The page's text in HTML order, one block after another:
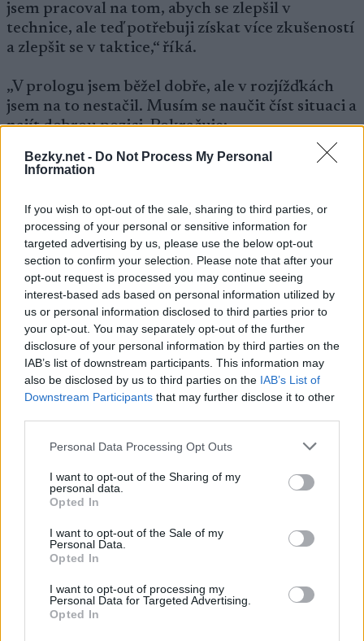
Bezky.net - Do Not Process My Personal
Information
If you wish to opt-out of the sale, sharing to third parties, or
processing of your personal or sensitive information for
targeted advertising by us, please use the below opt-out
section to confirm your selection. Please note that after your
opt-out request is processed you may continue seeing
interest-based ads based on personal information utilized by
us or personal information disclosed to third parties prior to
your opt-out. You may separately opt-out of the further
disclosure of your personal information by third parties on the
IAB’s list of downstream participants. This information may
also be disclosed by us to third parties on the IAB’s List of
Downstream Participants that may further disclose it to other
Please note that this website/app uses one or more Google
not limited to your visit or usage behaviour. You may click to
grant or deny consent to Google and its third-party tags to
use your data for below specified purposes in below Google
consent section.
Personal Data Processing Opt Outs
I want to opt-out of the Sharing of my
personal data.
Opted In
I want to opt-out of the Sale of my
Personal Data.
Opted In
I want to opt-out of processing my
Personal Data for Targeted Advertising.
Opted In
jsem pracoval na tom, abych se zlepšil v
technice, ale teď potřebuji získat více zkušeností
a zlepšit se v taktice,“ říká.
„V prologu jsem běžel dobře, ale v rozjížďkách
jsem na to nestačil. Musím se naučit číst situaci a
najít dobrou pozici. Pokračuje:
„Cílem je stabilizovat se ve Světovém poháru a
Trondheimu.
Nesnaží se skrývat, že má na
zimním šampionátu vysoké
ambice.
„Myslím, že mistrovství světa bude naprosto
fantastické. Vždyť Norsko je kolébkou běžeckého
jméno. Doufám, že se mi podaří dostat do finále,
ale nejdřív se musím dostat do semifinále.
Dobré podmínky pro trénink
Jaume Pueyo pochází z malého lyžařského
klubu Cefuc v Urgell-Cerdenya/Lleida v
Pyrenejích, ale žije a trénuje ve Font Romeu ve